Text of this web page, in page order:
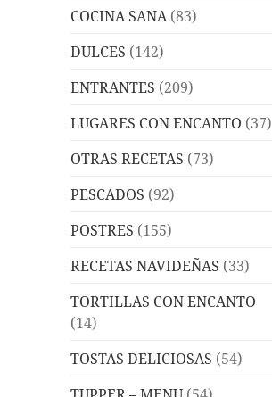
COCINA SANA(83)
DULCES (142)
ENTRANTES (209)
LUGARES CON ENCANTO (37)
OTRAS RECETAS (73)
PESCADOS (92)
POSTRES (155)
RECETAS NAVIDEÑAS (33)
TORTILLAS CON ENCANTO
(14)
TOSTAS DELICIOSAS (54)